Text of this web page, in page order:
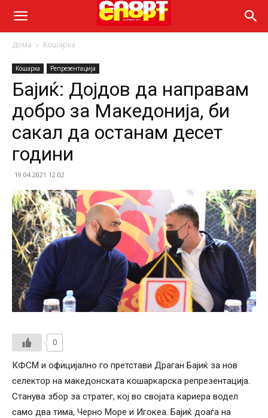
Дома Кошарка
Кошарка Репрезентација
Бајиќ: Дојдов да направам
добро за Македонија, би
сакал да останам десет
години
19.04.2021 12:02
0
КФСМ и официјално го претстави Драган Бајиќ за нов
селектор на македонската кошаркарска репрезентација.
Станува збор за стратег, кој во својата кариера водел
само два тима, Черно Море и Игокеа. Бајиќ доаѓа на